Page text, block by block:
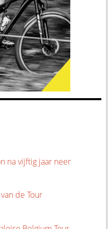
na vijftig jaar neer
de Tour